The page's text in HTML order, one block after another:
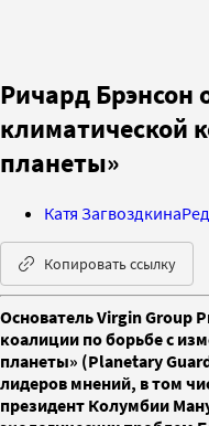
Ричард Брэнсон
климатической
планеты»
Катя Загвоздкина
Копировать ссылку
Основатель Virgin Group
коалиции по борьбе с
планеты» (Planetary
лидеров мнений, в том
президент Колумбии